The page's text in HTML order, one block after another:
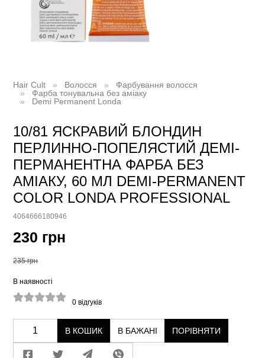
Hair Cult Волосся
Фарбування волосся
Фарба тонувальна без аміаку
Demi Permanent Londa
10/81 ЯСКРАВИЙ БЛОНДИН
ПЕРЛИННО-ПОПЕЛЯСТИЙ ДЕМІ-
ПЕРМАНЕНТНА ФАРБА БЕЗ
АМІАКУ, 60 МЛ DEMI-PERMANENT
COLOR LONDA PROFESSIONAL
4064666180946
230 грн
235 грн
В наявності
0 відгуків
В КОШИК В БАЖАНІ ПОРІВНЯТИ